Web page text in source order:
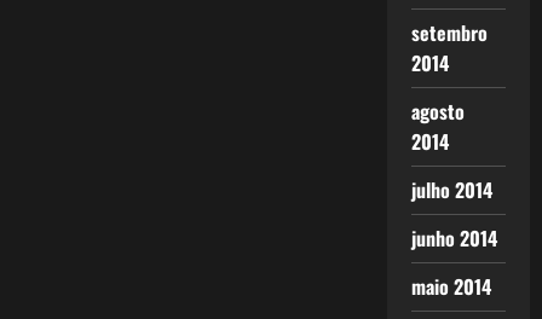
setembro
2014
agosto
2014
julho 2014
junho 2014
maio 2014